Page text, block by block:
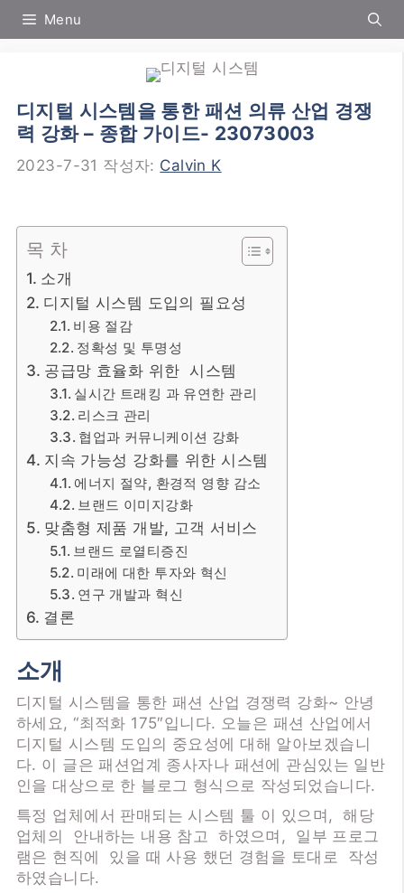
Menu
디지털 시스템을 통한 패션 의류 산업 경쟁
력 강화 – 종합 가이드- 23073003
2023-7-31 작성자: Calvin K
목 차
소개
디지털 시스템 도입의 필요성
비용 절감
정확성 및 투명성
공급망 효율화 위한 시스템
실시간 트래킹 과 유연한 관리
리스크 관리
협업과 커뮤니케이션 강화
지속 가능성 강화를 위한 시스템
에너지 절약, 환경적 영향 감소
브랜드 이미지강화
맞춤형 제품 개발, 고객 서비스
브랜드 로열티증진
미래에 대한 투자와 혁신
연구 개발과 혁신
결론
소개
디지털 시스템을 통한 패션 산업 경쟁력 강화~ 안녕
하세요, “최적화 175″입니다. 오늘은 패션 산업에서
디지털 시스템 도입의 중요성에 대해 알아보겠습니
다. 이 글은 패션업계 종사자나 패션에 관심있는 일반
인을 대상으로 한 블로그 형식으로 작성되었습니다.
특정 업체에서 판매되는 시스템 툴 이 있으며, 해당
업체의 안내하는 내용 참고 하였으며, 일부 프로그
램은 현직에 있을 때 사용 했던 경험을 토대로 작성
하였습니다.